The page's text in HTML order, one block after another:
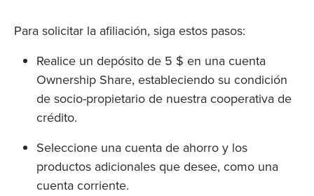
Para solicitar la afiliación, siga estos pasos:
Realice un depósito de 5 $ en una cuenta
Ownership Share, estableciendo su condición
de socio-propietario de nuestra cooperativa de
crédito.
Seleccione una cuenta de ahorro y los
productos adicionales que desee, como una
cuenta corriente.